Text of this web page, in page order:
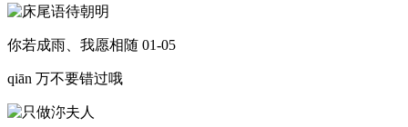
你若成雨、我愿相随 01-05
qiān 万不要错过哦